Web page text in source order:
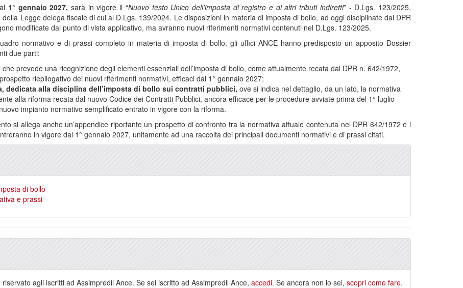
1° gennaio 2027, sarà in vigore il “Nuovo testo Unico dell’imposta di registro e di altri tributi indiretti” - D.Lgs. 123/2025,
Legge delega fiscale di cui al D.Lgs. 139/2024. Le disposizioni in materia di imposta di bollo, ad oggi disciplinate dal DPR
modificate dal punto di vista applicativo, ma avranno nuovi riferimenti normativi contenuti nel D.Lgs. 123/2025.
normativo e di prassi completo in materia di imposta di bollo, gli uffici ANCE hanno predisposto un apposito Dossier
due parti:
che prevede una ricognizione degli elementi essenziali dell’imposta di bollo, come attualmente recata dal DPR n. 642/1972,
riepilogativo dei nuovi riferimenti normativi, efficaci dal 1° gennaio 2027;
dedicata alla disciplina dell’imposta di bollo sui contratti pubblici, ove si indica nel dettaglio, da un lato, la normativa
alla riforma recata dal nuovo Codice dei Contratti Pubblici, ancora efficace per le procedure avviate prima del 1° luglio
impianto normativo semplificato entrato in vigore con la riforma.
si allega anche un’appendice riportante un prospetto di confronto tra la normativa attuale contenuta nel DPR 642/1972 e i
in vigore dal 1° gennaio 2027, unitamente ad una raccolta dei principali documenti normativi e di prassi citati.
di bollo
e prassi
agli iscritti ad Assimpredil Ance. Se sei iscritto ad Assimpredil Ance, accedi. Se ancora non lo sei, scopri come fare.